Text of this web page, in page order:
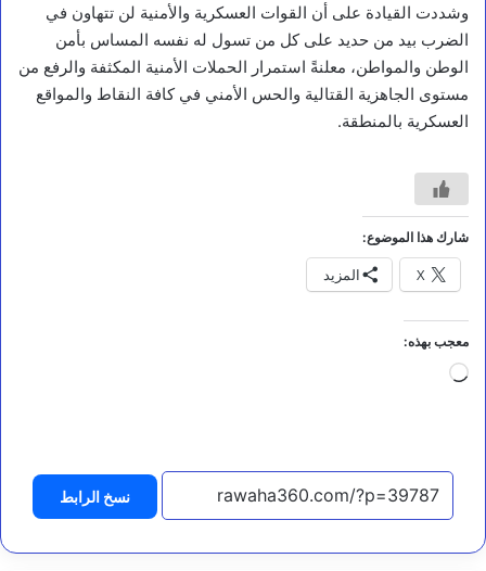
وشددت القيادة على أن القوات العسكرية والأمنية لن تتهاون في
الضرب بيد من حديد على كل من تسول له نفسه المساس بأمن
الوطن والمواطن، معلنةً استمرار الحملات الأمنية المكثفة والرفع من
مستوى الجاهزية القتالية والحس الأمني في كافة النقاط والمواقع
العسكرية بالمنطقة.
شارك هذا الموضوع:
X المزيد
معجب بهذه:
جاري
نسخ الرابط
ا
ل
ن
ص
ا
ل
ك
ي
ا
ن